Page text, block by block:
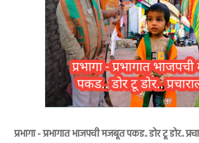
प्रभागा - प्रभागात भाजपची मजबूत पकड.. डोर टू डोर..